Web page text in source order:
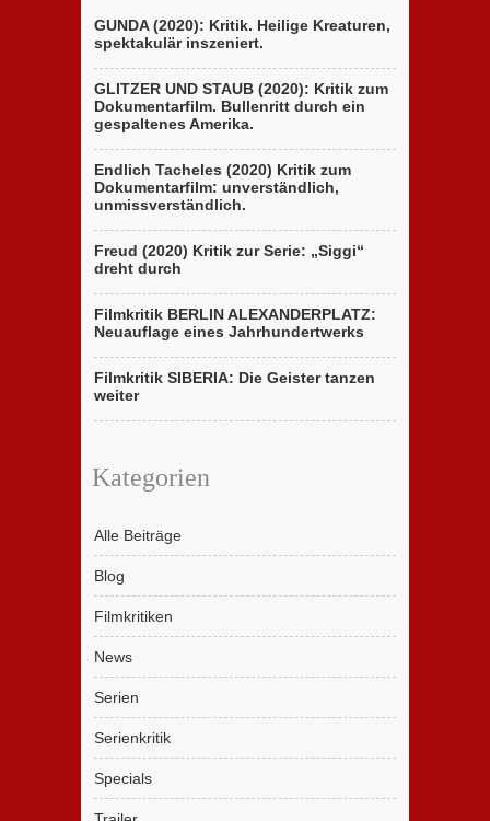
GUNDA (2020): Kritik. Heilige Kreaturen,
spektakulär inszeniert.
GLITZER UND STAUB (2020): Kritik zum
Dokumentarfilm. Bullenritt durch ein
gespaltenes Amerika.
Endlich Tacheles (2020) Kritik zum
Dokumentarfilm: unverständlich,
unmissverständlich.
Freud (2020) Kritik zur Serie: „Siggi“
dreht durch
Filmkritik BERLIN ALEXANDERPLATZ:
Neuauflage eines Jahrhundertwerks
Filmkritik SIBERIA: Die Geister tanzen
weiter
Kategorien
Alle Beiträge
Blog
Filmkritiken
News
Serien
Serienkritik
Specials